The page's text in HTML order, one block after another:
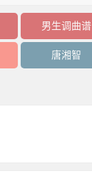
男生调曲谱
唐湘智